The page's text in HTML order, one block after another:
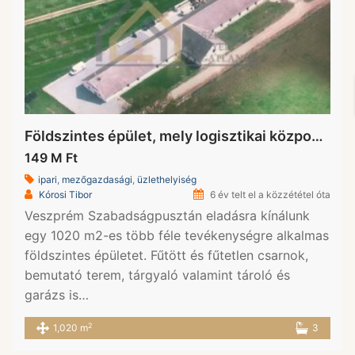
Földszintes épület, mely logisztikai központra alkalmas épület eladó (Beschreibung auf deutsch verfügbar)
149 M Ft
ipari, mezőgazdasági, üzlethelyiség
Kórosi Tibor
6 év telt el a közzététel óta
Veszprém Szabadságpusztán eladásra kínálunk
egy 1020 m2-es több féle tevékenységre alkalmas
földszintes épületet. Fűtött és fűtetlen csarnok,
bemutató terem, tárgyaló valamint tároló és
garázs is…
1,020 m2 3